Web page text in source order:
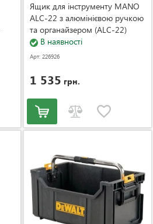
Ящик для інструменту MANO
ALC-22 з алюмінієвою ручкою
та органайзером (ALC-22)
В наявності
Арт: 226926
1 535 грн.